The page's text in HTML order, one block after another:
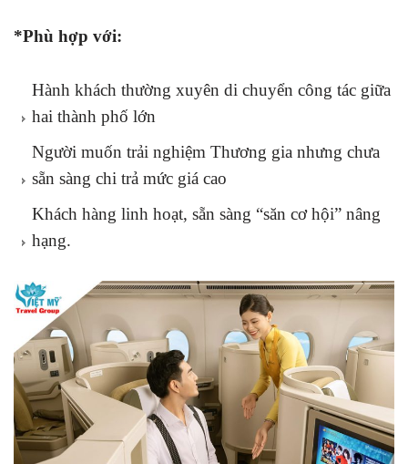
*Phù hợp với:
Hành khách thường xuyên di chuyển công tác giữa
hai thành phố lớn
Người muốn trải nghiệm Thương gia nhưng chưa
sẵn sàng chi trả mức giá cao
Khách hàng linh hoạt, sẵn sàng “săn cơ hội” nâng
hạng.